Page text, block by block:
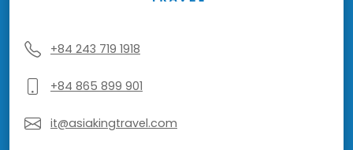
+84 243 719 1918
+84 865 899 901
it@asiakingtravel.com